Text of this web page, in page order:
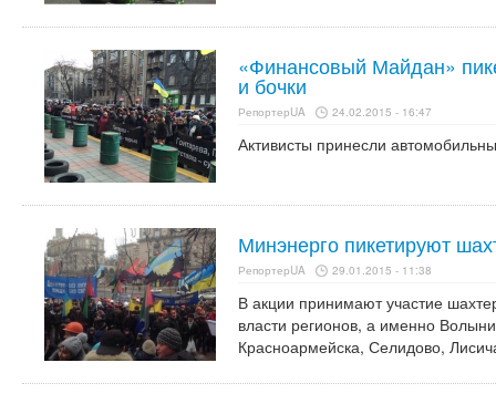
«Финансовый Майдан»
и бочки
РепортерUA 24.02.2015 - 16:47
Активисты принесли
Минэнерго пикетируют
РепортерUA 29.01.2015 - 11:38
В акции принимают участие
власти регионов, а именно
Красноармейска, Селидово,